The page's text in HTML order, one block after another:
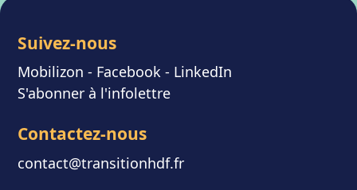
Suivez-nous
Mobilizon - Facebook - LinkedIn
S'abonner à l'infolettre
Contactez-nous
contact@transitionhdf.fr